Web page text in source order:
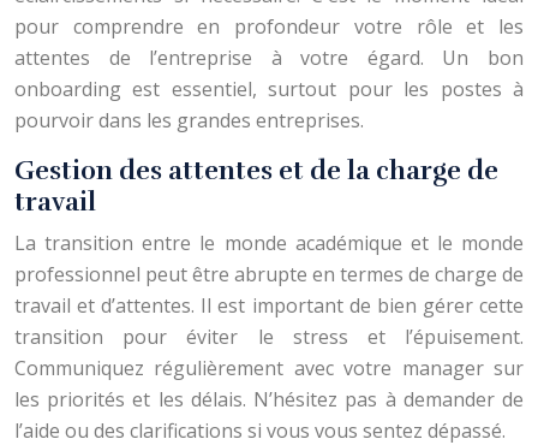
pour comprendre en profondeur votre rôle et les
attentes de l’entreprise à votre égard. Un bon
onboarding est essentiel, surtout pour les postes à
pourvoir dans les grandes entreprises.
Gestion des attentes et de la charge de
travail
La transition entre le monde académique et le monde
professionnel peut être abrupte en termes de charge de
travail et d’attentes. Il est important de bien gérer cette
transition pour éviter le stress et l’épuisement.
Communiquez régulièrement avec votre manager sur
les priorités et les délais. N’hésitez pas à demander de
l’aide ou des clarifications si vous vous sentez dépassé.